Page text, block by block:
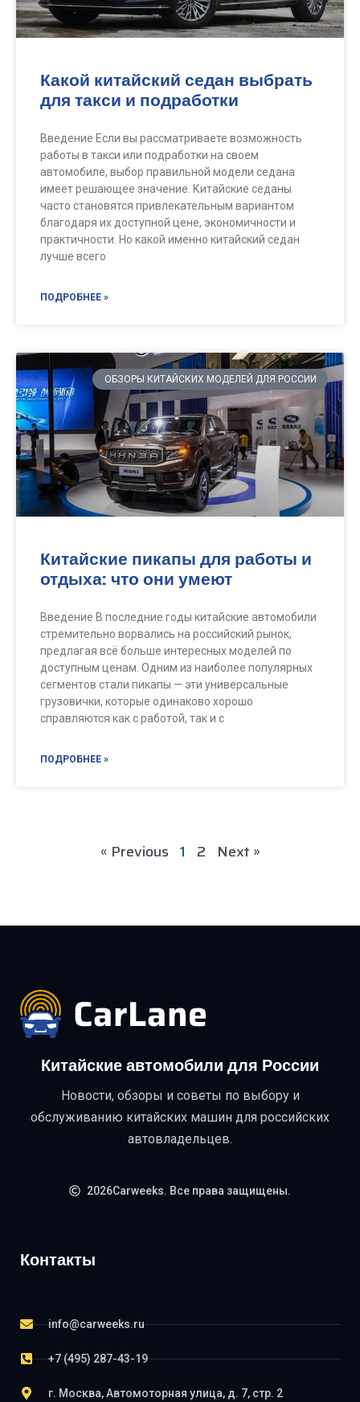
Какой китайский седан выбрать
для такси и подработки
Введение Если вы рассматриваете возможность
работы в такси или подработки на своем
автомобиле, выбор правильной модели седана
имеет решающее значение. Китайские седаны
часто становятся привлекательным вариантом
благодаря их доступной цене, экономичности и
практичности. Но какой именно китайский седан
лучше всего
ПОДРОБНЕЕ »
ОБЗОРЫ КИТАЙСКИХ МОДЕЛЕЙ ДЛЯ РОССИИ
Китайские пикапы для работы и
отдыха: что они умеют
Введение В последние годы китайские автомобили
стремительно ворвались на российский рынок,
предлагая всё больше интересных моделей по
доступным ценам. Одним из наиболее популярных
сегментов стали пикапы — эти универсальные
грузовички, которые одинаково хорошо
справляются как с работой, так и с
ПОДРОБНЕЕ »
« Previous 1 2 Next »
Китайские автомобили для России
Новости, обзоры и советы по выбору и
обслуживанию китайских машин для российских
автовладельцев.
2026Carweeks. Все права защищены.
Контакты
info@carweeks.ru
+7 (495) 287-43-19
г. Москва, Автомоторная улица, д. 7, стр. 2